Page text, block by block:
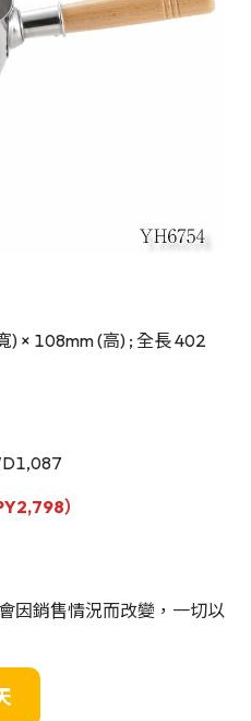
) × 108mm (高) ; 全長 402
）
因銷售情況而改變，一切以